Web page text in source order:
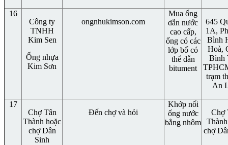
16
Công ty
TNHH
Kim Sen
Ống nhựa
Kim Sơn
ongnhukimson.com
Mua ống
dẫn nước
cao cấp,
ống có các
lớp bố có
thể dẫn
bitument
645
1A,
Bình
Hoà,
Bình
trạm
An
17
Chợ Tân
Thành hoặc
chợ Dân
Sinh
Đến chợ và hỏi
Khớp nối
ống nước
bằng nhôm
Chợ
chợ